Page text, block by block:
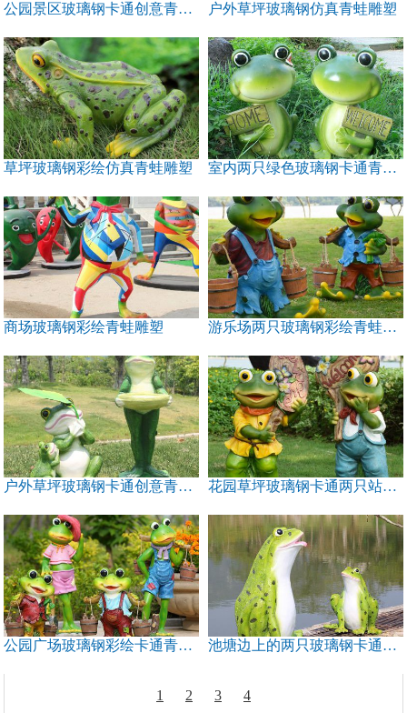
公园景区玻璃钢卡通创意青蛙雕塑 户外草坪玻璃钢仿真青蛙雕塑
草坪玻璃钢彩绘仿真青蛙雕塑 室内两只绿色玻璃钢卡通青蛙雕塑
商场玻璃钢彩绘青蛙雕塑 游乐场两只玻璃钢彩绘青蛙雕塑
户外草坪玻璃钢卡通创意青蛙雕塑 花园草坪玻璃钢卡通两只站立的青蛙雕塑
公园广场玻璃钢彩绘卡通青蛙雕塑 池塘边上的两只玻璃钢卡通青蛙雕塑
1 2 3 4